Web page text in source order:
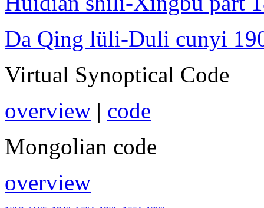
Da Qing lüli-Duli cunyi
Virtual Synoptical Code
overview | code
Mongolian code
overview